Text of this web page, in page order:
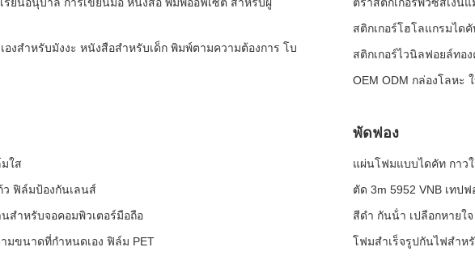
งสำหรับมังงะ หนังสือสำหรับเด็ก พิมพ์ตามความต้องการ โบ
สติกเกอร์โฮโลแกรมได
สติกเกอร์ไวนิลฟอยล์ทอ
OEM ODM กล่องโลหะ
ใส
ว ฟิล์มป้องกันเลนส์
สําหรับจอคอมพิวเตอร์มือถือ
ขนาดที่กำหนดเอง ฟิล์ม PET
พัดฟอง
แผ่นโฟมแบบไดคัท กาว
ตัด 3m 5952 VNB เทป
สีดํา กันน้ํา เปลือกหายใจ
โฟมสำเร็จรูปกันไฟสำห